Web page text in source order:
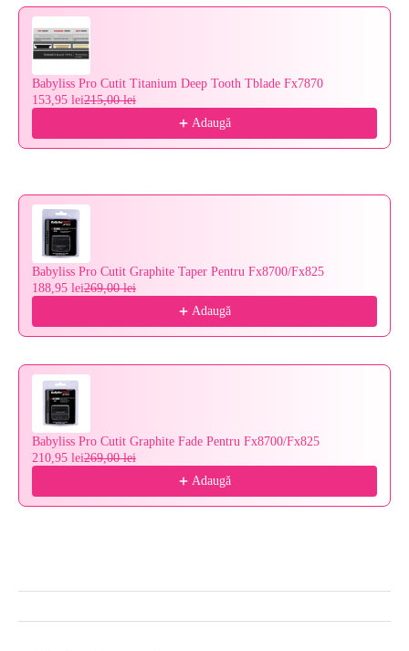
Use the Previous and Next buttons to navigate through product
Babyliss Pro Cutit Titanium Deep Tooth Tblade Fx7870
153,95 lei215,00 lei
Adaugă
Babyliss Pro Cutit Graphite Taper Pentru Fx8700/Fx825
188,95 lei269,00 lei
Adaugă
Babyliss Pro Cutit Graphite Fade Pentru Fx8700/Fx825
210,95 lei269,00 lei
Adaugă